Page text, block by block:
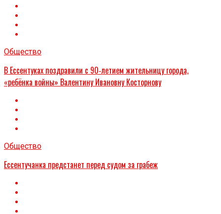
Общество
В Ессентуках поздравили с 90‑летием жительницу города,
«ребёнка войны» Валентину Ивановну Косторнову
Общество
Ессентучанка предстанет перед судом за грабеж